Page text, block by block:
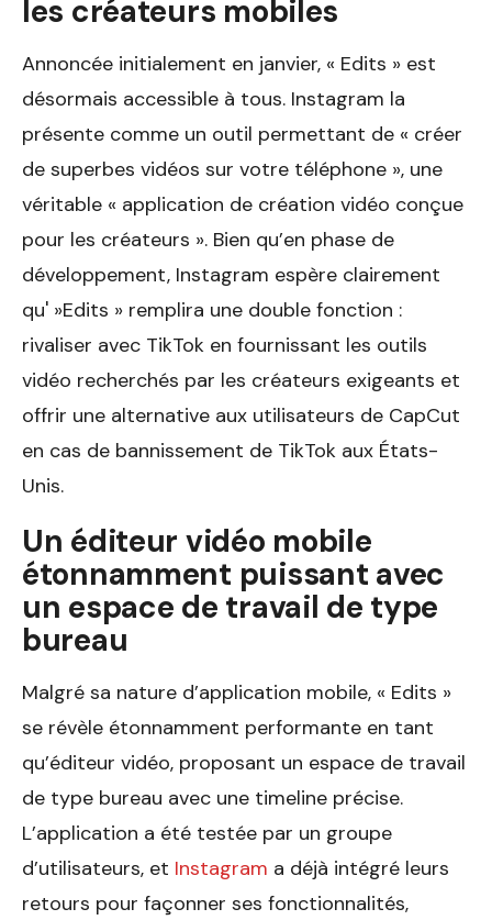
les créateurs mobiles
Annoncée initialement en janvier, « Edits » est
désormais accessible à tous. Instagram la
présente comme un outil permettant de « créer
de superbes vidéos sur votre téléphone », une
véritable « application de création vidéo conçue
pour les créateurs ». Bien qu’en phase de
développement, Instagram espère clairement
qu' »Edits » remplira une double fonction :
rivaliser avec TikTok en fournissant les outils
vidéo recherchés par les créateurs exigeants et
offrir une alternative aux utilisateurs de CapCut
en cas de bannissement de TikTok aux États-
Unis.
Un éditeur vidéo mobile
étonnamment puissant avec
un espace de travail de type
bureau
Malgré sa nature d’application mobile, « Edits »
se révèle étonnamment performante en tant
qu’éditeur vidéo, proposant un espace de travail
de type bureau avec une timeline précise.
L’application a été testée par un groupe
d’utilisateurs, et Instagram a déjà intégré leurs
retours pour façonner ses fonctionnalités,